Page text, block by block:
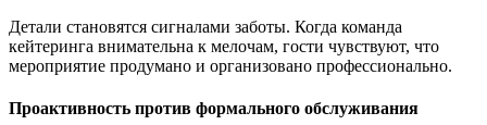
Детали становятся сигналами заботы. Когда команда
кейтеринга внимательна к мелочам, гости чувствуют, что
мероприятие продумано и организовано профессионально.
Проактивность против формального обслуживания